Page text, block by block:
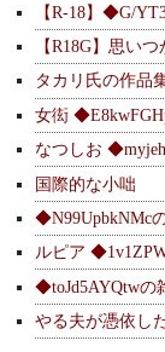
【R-18】◆G/
【R18G】思い
タカリ氏の作品
女衒
なつしお
国際的な小咄
◆N99UpbkNMc
ルピア
◆toJd5AYQtwの
やる夫が憑依し